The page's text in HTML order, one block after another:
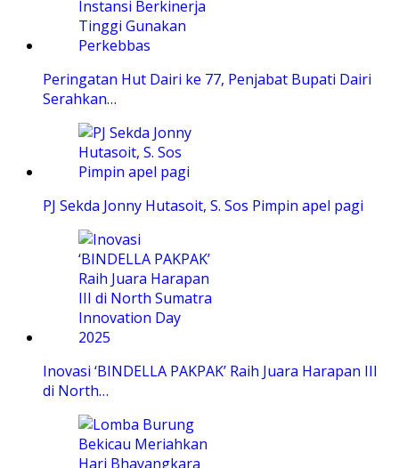
Peringatan Hut Dairi ke 77, Penjabat Bupati Dairi
Serahkan…
PJ Sekda Jonny Hutasoit, S. Sos Pimpin apel pagi
Inovasi ‘BINDELLA PAKPAK’ Raih Juara Harapan III
di North…